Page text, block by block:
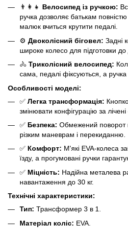
👨‍👩‍👧 Велосипед із ручкою:
ручка дозволяє батькам
малюк вчиться крутити педалі.
⚙️ Двоколісний біговел: Задні
широке колесо для підготовки
🚴 Триколісний велосипед:
сама, педалі фіксуються, а ручка
Особливості моделі:
✅ Легка трансформація:
змінювати конфігурацію за
✅ Безпека: Обмежений поворот
різким маневрам і перекиданню.
✅ Комфорт: М'які EVA-колеса
їзду, а прогумовані ручки
✅ Міцність: Надійна металева
навантаження до 30 кг.
Технічні характеристики:
Тип: Трансформер 3 в 1.
Матеріал коліс: EVA.